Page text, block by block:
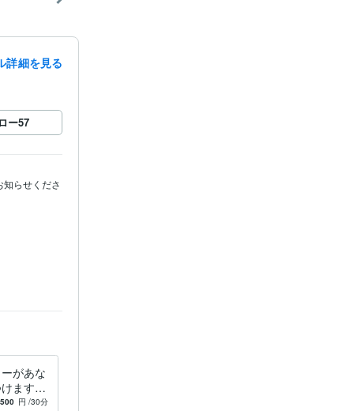
詳細を見る
ー57
らせくださ
があな
ます
ている
円 /30分